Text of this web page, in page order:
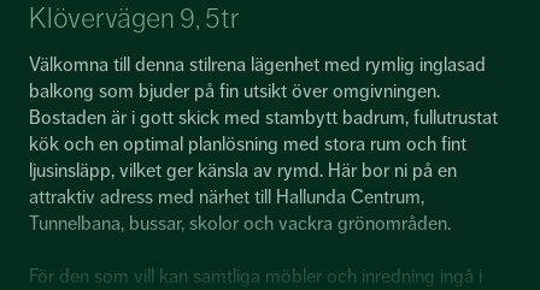
Klövervägen 9, 5tr
Välkomna till denna stilrena lägenhet med rymlig inglasad
balkong som bjuder på fin utsikt över omgivningen.
Bostaden är i gott skick med stambytt badrum, fullutrustat
kök och en optimal planlösning med stora rum och fint
ljusinsläpp, vilket ger känsla av rymd. Här bor ni på en
attraktiv adress med närhet till Hallunda Centrum,
Tunnelbana, bussar, skolor och vackra grönområden.
För den som vill kan samtliga möbler och inredning ingå i